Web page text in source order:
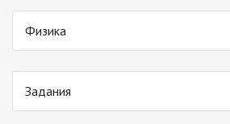
Физика
Задания